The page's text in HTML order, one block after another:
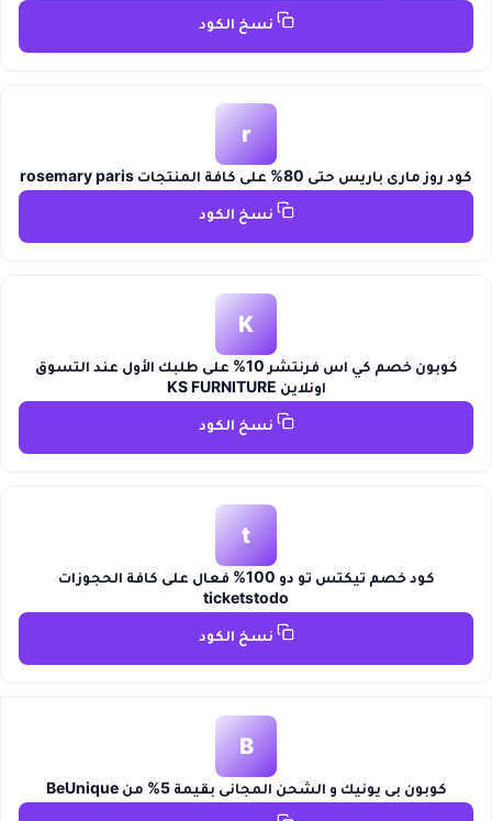
نسخ الكود
r
كود روز ماري باريس حتى 80% على كافة المنتجات rosemary paris
نسخ الكود
K
كوبون خصم كي اس فرنتشر 10% على طلبك الأول عند التسوق
اونلاين KS FURNITURE
نسخ الكود
t
كود خصم تيكتس تو دو 100% فعال على كافة الحجوزات
ticketstodo
نسخ الكود
B
كوبون بي يونيك و الشحن المجاني بقيمة 5% من BeUnique